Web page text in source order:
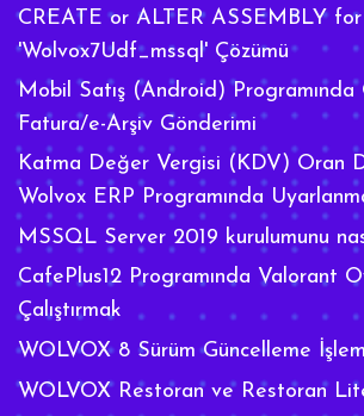
CREATE or ALTER ASSEMBLY
'Wolvox7Udf_mssql' Çözümü
Mobil Satış (Android)
Fatura/e-Arşiv Gönderimi
Katma Değer Vergisi (KDV) Oran
Wolvox ERP Programında
MSSQL Server 2019 kurulumunu
CafePlus12 Programında Valorant
Çalıştırmak
WOLVOX 8 Sürüm Güncelleme
WOLVOX Restoran ve Restoran